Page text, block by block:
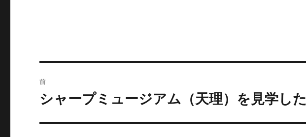
稿
前
前
投
シャープミュージアム（天理）を見学した